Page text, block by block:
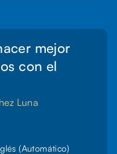
mejor
con el
Luna
(Automático)